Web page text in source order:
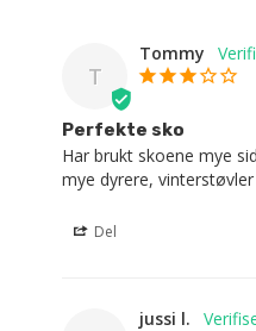
T
Tommy
Perfekte sko
Har brukt skoene mye
mye dyrere,
Del
jussi l.